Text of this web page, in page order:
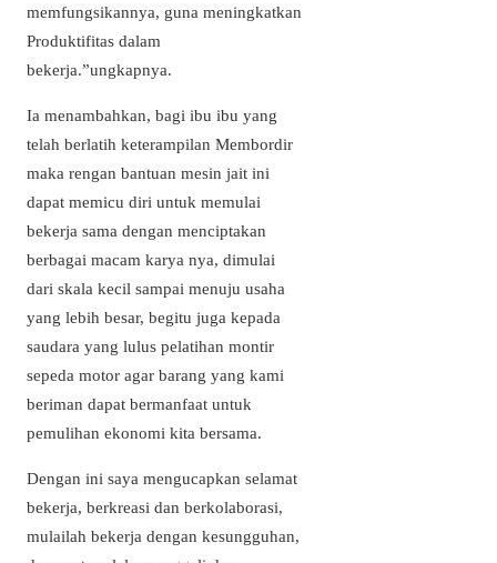
memfungsikannya, guna meningkatkan
Produktifitas dalam
bekerja.”ungkapnya.
Ia menambahkan, bagi ibu ibu yang
telah berlatih keterampilan Membordir
maka rengan bantuan mesin jait ini
dapat memicu diri untuk memulai
bekerja sama dengan menciptakan
berbagai macam karya nya, dimulai
dari skala kecil sampai menuju usaha
yang lebih besar, begitu juga kepada
saudara yang lulus pelatihan montir
sepeda motor agar barang yang kami
beriman dapat bermanfaat untuk
pemulihan ekonomi kita bersama.
Dengan ini saya mengucapkan selamat
bekerja, berkreasi dan berkolaborasi,
mulailah bekerja dengan kesungguhan,